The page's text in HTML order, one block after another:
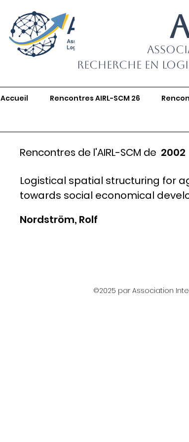
Recherche en
Accueil Rencontres AIRL-SCM 26
Rencontres de l'AIRL-SCM de 2002
Logistical spatial structuring for
towards social economical
Nordström, Rolf
©2025 par Association